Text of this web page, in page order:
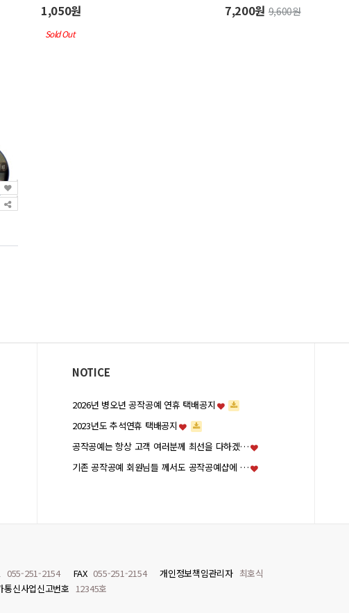
1,050원
Sold Out
7,200원9,600원
NOTICE
2026년 병오년 공작공예 연휴 택배공지
2023년도 추석연휴 택배공지
공작공예는 항상 고객 여러분께 최선을 다하겠…
기존 공작공예 회원님들 께서도 공작공예샵에 …
055-251-2154 FAX 055-251-2154 개인정보책임관리자 최호식
통신사업신고번호 12345호